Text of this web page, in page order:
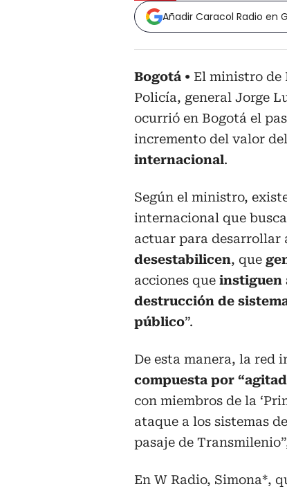
Añadir Caracol Radio en
Bogotá
El ministro de
Policía, general Jorge
ocurrió en Bogotá el
incremento del valor
internacional.
Según el ministro,
internacional que
actuar para desarrollar
desestabilicen, que
acciones que instiguen
destrucción de
público”.
De esta manera, la red
compuesta por
con miembros de la
ataque a los sistemas
pasaje de
En W Radio, Simona*,